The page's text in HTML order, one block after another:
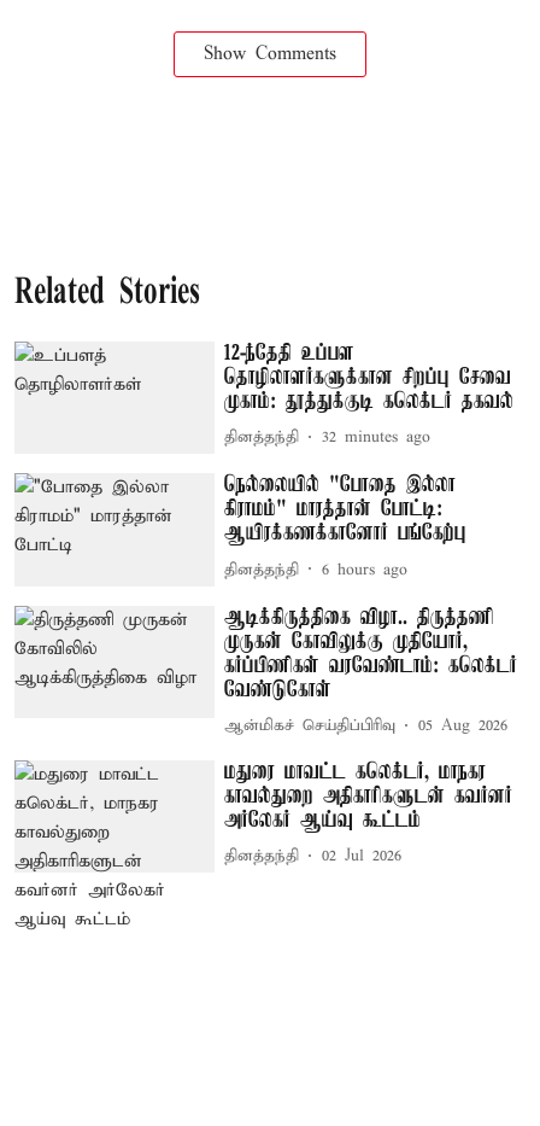
Show Comments
Related Stories
12-ந்தேதி உப்பள
தொழிலாளர்களுக்கான சிறப்பு சேவை
முகாம்: தூத்துக்குடி கலெக்டர் தகவல்
தினத்தந்தி 32 minutes ago
நெல்லையில் "போதை இல்லா
கிராமம்" மாரத்தான் போட்டி:
ஆயிரக்கணக்கானோர் பங்கேற்பு
தினத்தந்தி 6 hours ago
ஆடிக்கிருத்திகை விழா.. திருத்தணி
முருகன் கோவிலுக்கு முதியோர்,
கர்ப்பிணிகள் வரவேண்டாம்: கலெக்டர்
வேண்டுகோள்
ஆன்மிகச் செய்திப்பிரிவு 05 Aug 2026
மதுரை மாவட்ட கலெக்டர், மாநகர
காவல்துறை அதிகாரிகளுடன் கவர்னர்
அர்லேகர் ஆய்வு கூட்டம்
தினத்தந்தி 02 Jul 2026